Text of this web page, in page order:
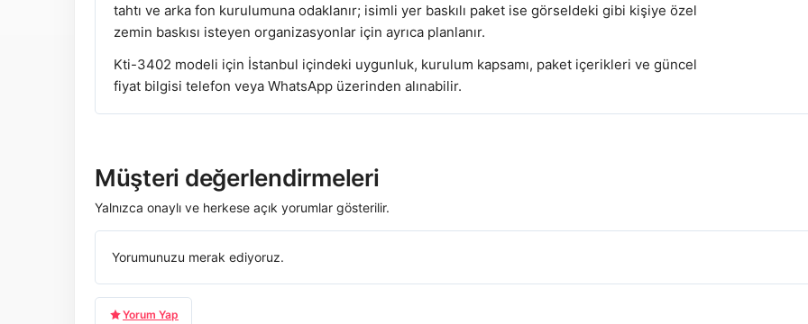
tahtı ve arka fon kurulumuna odaklanır; isimli yer baskılı paket ise görseldeki gibi kişiye özel
zemin baskısı isteyen organizasyonlar için ayrıca planlanır.
Kti-3402 modeli için İstanbul içindeki uygunluk, kurulum kapsamı, paket içerikleri ve güncel
fiyat bilgisi telefon veya WhatsApp üzerinden alınabilir.
Müşteri değerlendirmeleri
Yalnızca onaylı ve herkese açık yorumlar gösterilir.
Yorumunuzu merak ediyoruz.
Yorum Yap